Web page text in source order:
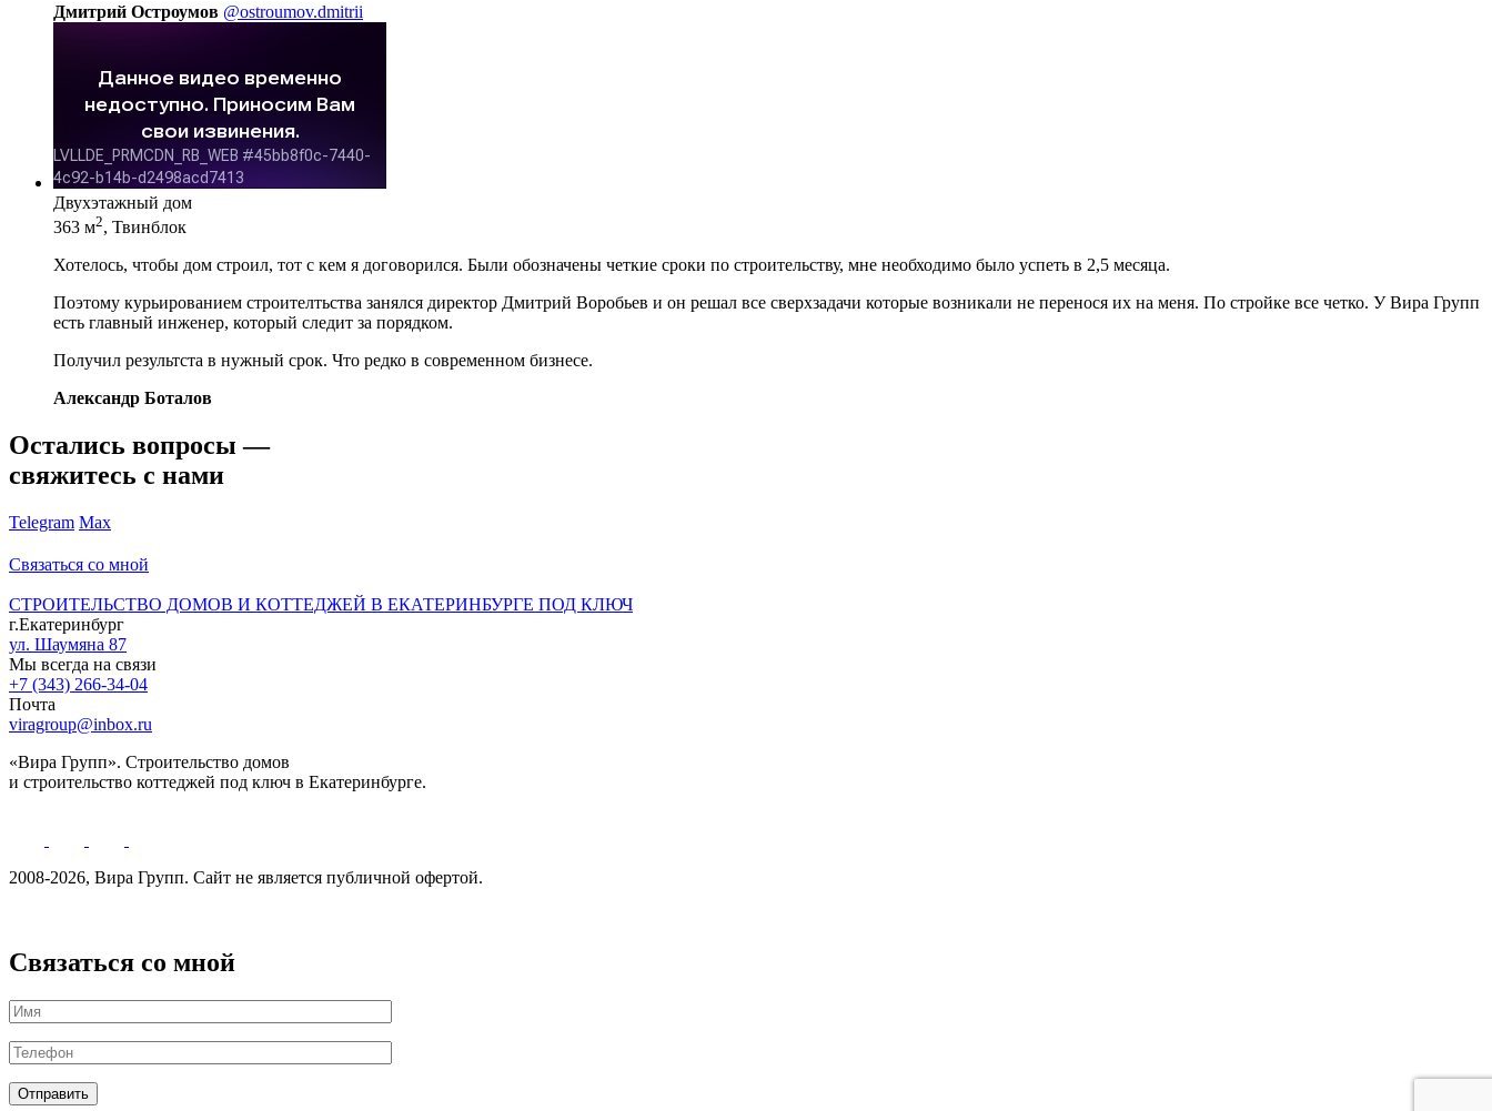
Дмитрий Остроумов @ostroumov.dmitrii
Двухэтажный дом
363 м2, Твинблок
Хотелось, чтобы дом строил, тот с кем я договорился. Были обозначены четкие сроки по строительству, мне необходимо было успеть в 2,5 месяца.
Поэтому курьированием строителтьства занялся директор Дмитрий Воробьев и он решал все сверхзадачи которые возникали не перенося их на меня. По стройке все четко. У Вира Групп
есть главный инженер, который следит за порядком.
Получил результста в нужный срок. Что редко в современном бизнесе.
Александр Боталов
Остались вопросы —
свяжитесь с нами
Telegram Max
Связаться со мной
СТРОИТЕЛЬСТВО ДОМОВ И КОТТЕДЖЕЙ В ЕКАТЕРИНБУРГЕ ПОД КЛЮЧ
г.Екатеринбург
ул. Шаумяна 87
Мы всегда на связи
+7 (343) 266-34-04
Почта
viragroup@inbox.ru
«Вира Групп». Строительство домов
и строительство коттеджей под ключ в Екатеринбурге.
2008-2026, Вира Групп. Cайт не является публичной офертой.
Связаться со мной